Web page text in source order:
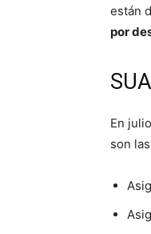
están
por
En
son